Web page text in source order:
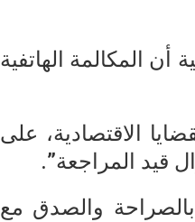
أن المكالمة الهاتفية
الاقتصادية، على
قيد المراجعة”.
والصدق مع